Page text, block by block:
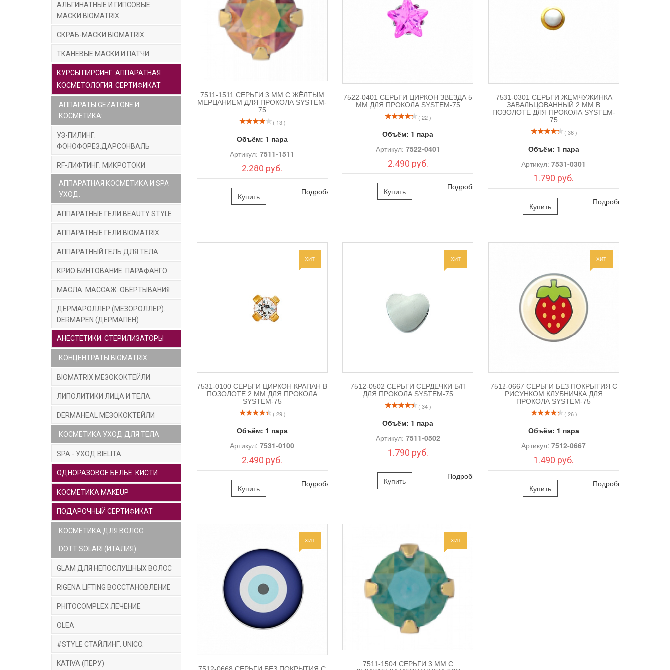
АЛЬГИНАТНЫЕ И ГИПСОВЫЕ
МАСКИ BIOMATRIX
СКРАБ-МАСКИ BIOMATRIX
ТКАНЕВЫЕ МАСКИ И ПАТЧИ
КУРСЫ ПИРСИНГ. АППАРАТНАЯ
КОСМЕТОЛОГИЯ. СЕРТИФИКАТ
АППАРАТЫ GEZATONE И
КОСМЕТИКА:
УЗ-ПИЛИНГ.
ФОНОФОРЕЗ.ДАРСОНВАЛЬ
RF-ЛИФТИНГ, МИКРОТОКИ
АППАРАТНАЯ КОСМЕТИКА И SPA
УХОД:
АППАРАТНЫЕ ГЕЛИ BEAUTY STYLE
АППАРАТНЫЕ ГЕЛИ BIOMATRIX
АППАРАТНЫЙ ГЕЛЬ ДЛЯ ТЕЛА
КРИО БИНТОВАНИЕ. ПАРАФАНГО
МАСЛА. МАССАЖ. ОБЁРТЫВАНИЯ
ДЕРМАРОЛЛЕР (МЕЗОРОЛЛЕР).
DERMAPEN (ДЕРМАПЕН)
АНЕСТЕТИКИ. СТЕРИЛИЗАТОРЫ
КОНЦЕНТРАТЫ BIOMATRIX
BIOMATRIX МЕЗОКОКТЕЙЛИ
ЛИПОЛИТИКИ ЛИЦА И ТЕЛА.
DERMAHEAL МЕЗОКОКТЕЙЛИ
КОСМЕТИКА УХОД ДЛЯ ТЕЛА
SPA - УХОД BIELITA
ОДНОРАЗОВОЕ БЕЛЬЕ. КИСТИ
КОСМЕТИКА MAKEUP
ПОДАРОЧНЫЙ СЕРТИФИКАТ
КОСМЕТИКА ДЛЯ ВОЛОС
DOTT SOLARI (ИТАЛИЯ)
GLAM ДЛЯ НЕПОСЛУШНЫХ ВОЛОС
RIGENA LIFTING ВОССТАНОВЛЕНИЕ
PHITOCOMPLEX ЛЕЧЕНИЕ
OLEA
#STYLE СТАЙЛИНГ. UNICO.
KATIVA (ПЕРУ)
7511-1511 СЕРЬГИ 3 ММ С ЖЁЛТЫМ
МЕРЦАНИЕМ ДЛЯ ПРОКОЛА SYSTEM-
75
( 13 )
Объём: 1 пара
Артикул:7511-1511
2.280 руб.
Купить Подробно
7522-0401 СЕРЬГИ ЦИРКОН ЗВЕЗДА 5
ММ ДЛЯ ПРОКОЛА SYSTEM-75
( 22 )
Объём: 1 пара
Артикул: 7522-0401
2.490 руб.
Купить Подробно
7531-0301 СЕРЬГИ ЖЕМЧУЖИНКА
ЗАВАЛЬЦОВАННЫЙ 2 ММ В
ПОЗОЛОТЕ ДЛЯ ПРОКОЛА SYSTEM-
75
( 36 )
Объём: 1 пара
Артикул:7531-0301
1.790 руб.
Купить Подробно
ХИТ
7531-0100 СЕРЬГИ ЦИРКОН КРАПАН В
ПОЗОЛОТЕ 2 ММ ДЛЯ ПРОКОЛА
SYSTEM-75
( 29 )
Объём: 1 пара
Артикул:7531-0100
2.490 руб.
Купить Подробно
ХИТ
7512-0502 СЕРЬГИ СЕРДЕЧКИ Б/П
ДЛЯ ПРОКОЛА SYSTEM-75
( 34 )
Объём: 1 пара
Артикул: 7511-0502
1.790 руб.
Купить Подробно
ХИТ
7512-0667 СЕРЬГИ БЕЗ ПОКРЫТИЯ С
РИСУНКОМ КЛУБНИЧКА ДЛЯ
ПРОКОЛА SYSTEM-75
( 26 )
Объём: 1 пара
Артикул:7512-0667
1.490 руб.
Купить Подробно
ХИТ
7512-0668 СЕРЬГИ БЕЗ ПОКРЫТИЯ С
ХИТ
7511-1504 СЕРЬГИ 3 ММ С